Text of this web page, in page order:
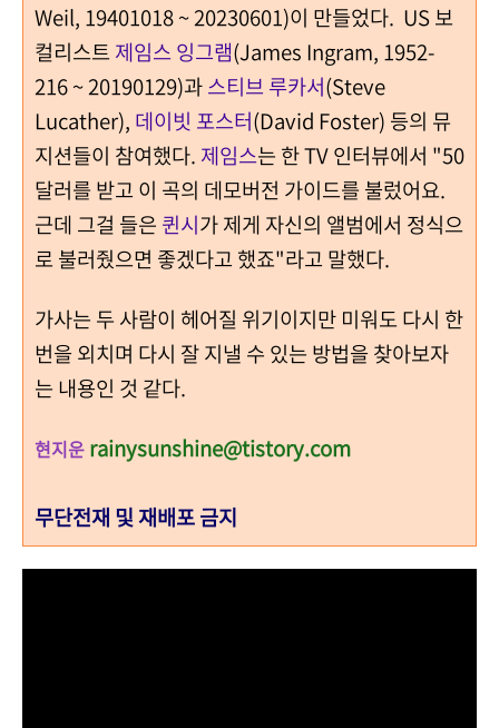
Weil, 19401018 ~ 20230601)이 만들었다. US 보
컬리스트제임스 잉그램(James Ingram, 1952-
216 ~ 20190129)과스티브 루카서(Steve
Lucather), 데이빗 포스터(David Foster) 등의 뮤
지션들이 참여했다. 제임스는 한 TV 인터뷰에서 "50
달러를 받고 이 곡의 데모버전 가이드를 불렀어요.
근데 그걸 들은 퀸시가 제게 자신의 앨범에서 정식으
로 불러줬으면 좋겠다고 했죠"라고 말했다.
가사는 두 사람이 헤어질 위기이지만 미워도 다시 한
번을 외치며 다시 잘 지낼 수 있는 방법을 찾아보자
는 내용인 것 같다.
현지운 rainysunshine@tistory.com
무단전재 및 재배포 금지